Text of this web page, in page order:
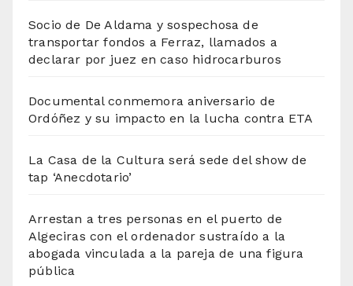
Socio de De Aldama y sospechosa de
transportar fondos a Ferraz, llamados a
declarar por juez en caso hidrocarburos
Documental conmemora aniversario de
Ordóñez y su impacto en la lucha contra ETA
La Casa de la Cultura será sede del show de
tap ‘Anecdotario’
Arrestan a tres personas en el puerto de
Algeciras con el ordenador sustraído a la
abogada vinculada a la pareja de una figura
pública